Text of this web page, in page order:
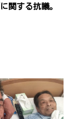
関する抗議。